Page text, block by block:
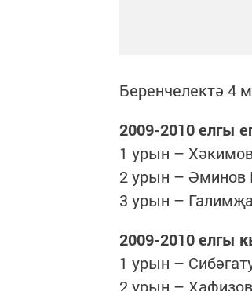
Беренчелектә 4
2009-2010 елгы
1 урын –
2 урын – Әминов
3 урын –
2009-2010 елгы
1 урын –
2 урын –